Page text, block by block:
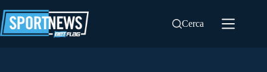
al
contenuto
Cerca